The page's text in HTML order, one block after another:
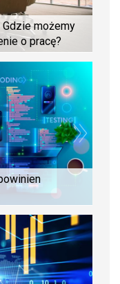
Gdzie możemy
o pracę?